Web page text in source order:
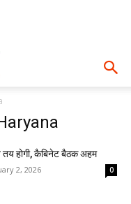
होगी, कैबिनेट बैठक अहम
2, 2026 0